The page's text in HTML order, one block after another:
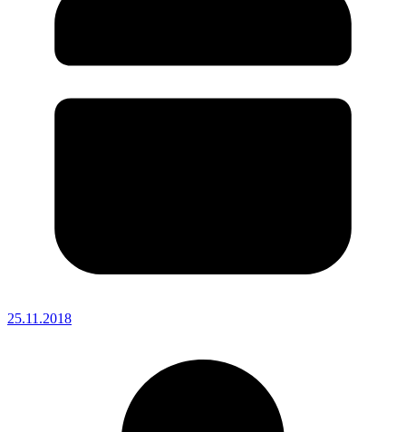
25.11.2018